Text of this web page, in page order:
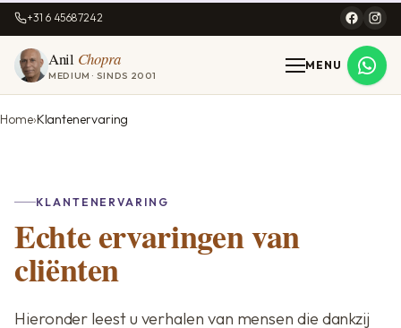
+31 6 45687242
Anil Chopra
MEDIUM · SINDS 2001
MENU
Home Klantenervaring
KLANTENERVARING
Echte ervaringen van
cliënten
Hieronder leest u verhalen van mensen die dankzij